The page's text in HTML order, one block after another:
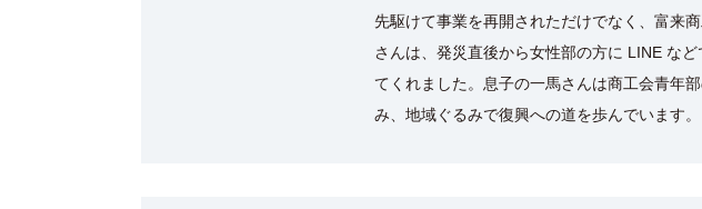
先駆けて事業を再開されただけでなく、富来
さんは、発災直後から女性部の方に LINE な
てくれました。息子の一馬さんは商工会青年
み、地域ぐるみで復興への道を歩んでいます。